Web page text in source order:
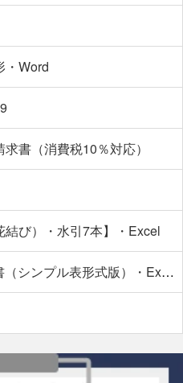
・Word
書（消費税10％対応）
び）・水引7本】・Excel
健康保険資格喪失証明書（シンプル表形式版）・Excel【見本付き】